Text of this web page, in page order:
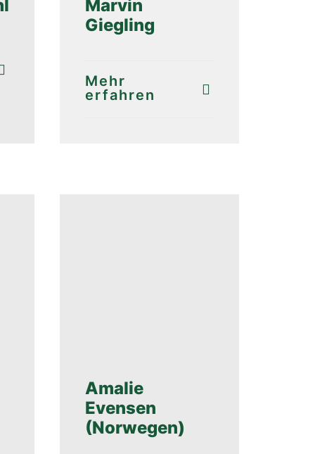
Marvin
Giegling
Mehr
erfahren
Amalie
Evensen
(Norwegen)